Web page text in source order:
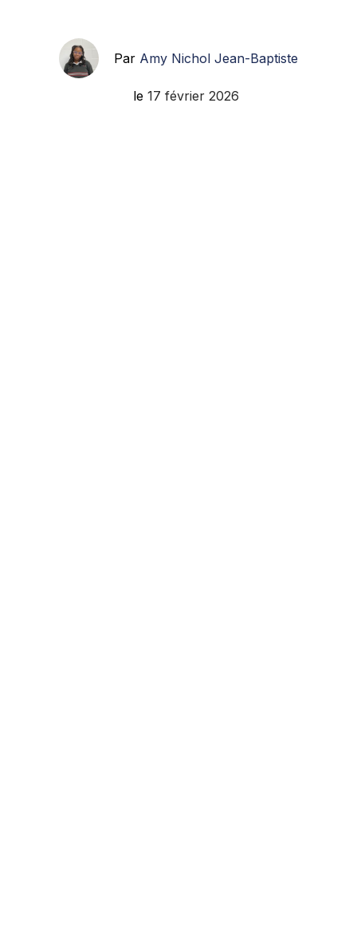
Par Amy Nichol Jean-Baptiste
le 17 février 2026